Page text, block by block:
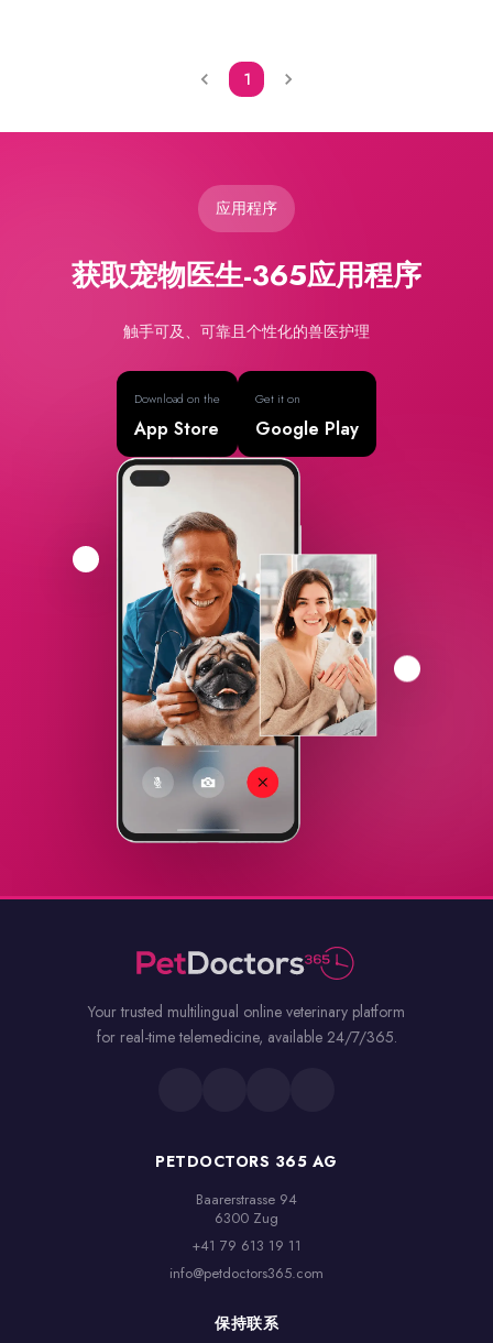
1
应用程序
获取宠物医生-365应用程序
触手可及、可靠且个性化的兽医护理
Download on the
App Store
Get it on
Google Play
Your trusted multilingual online veterinary platform
for real-time telemedicine, available 24/7/365.
PETDOCTORS 365 AG
Baarerstrasse 94
6300 Zug
+41 79 613 19 11
info@petdoctors365.com
保持联系